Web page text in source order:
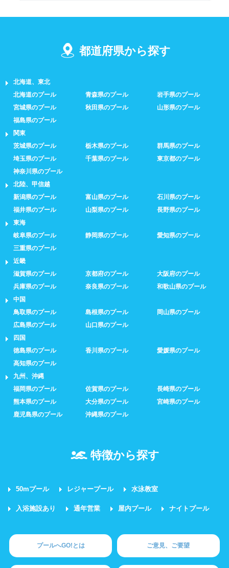
都道府県から探す
北海道、東北
北海道のプール
青森県のプール
岩手県のプール
宮城県のプール
秋田県のプール
山形県のプール
福島県のプール
関東
茨城県のプール
栃木県のプール
群馬県のプール
埼玉県のプール
千葉県のプール
東京都のプール
神奈川県のプール
北陸、甲信越
新潟県のプール
富山県のプール
石川県のプール
福井県のプール
山梨県のプール
長野県のプール
東海
岐阜県のプール
静岡県のプール
愛知県のプール
三重県のプール
近畿
滋賀県のプール
京都府のプール
大阪府のプール
兵庫県のプール
奈良県のプール
和歌山県のプール
中国
鳥取県のプール
島根県のプール
岡山県のプール
広島県のプール
山口県のプール
四国
徳島県のプール
香川県のプール
愛媛県のプール
高知県のプール
九州、沖縄
福岡県のプール
佐賀県のプール
長崎県のプール
熊本県のプール
大分県のプール
宮崎県のプール
鹿児島県のプール
沖縄県のプール
特徴から探す
50mプール レジャープール 水泳教室
入浴施設あり 通年営業 屋内プール ナイトプール
プールへGO!とは ご意見、ご要望